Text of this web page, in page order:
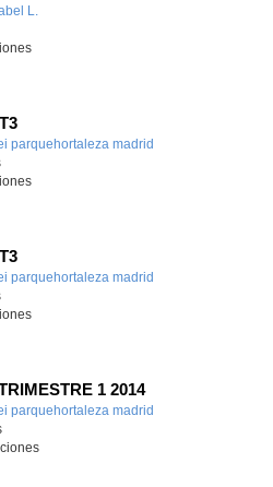
L.
parquehortaleza madrid
parquehortaleza madrid
1 2014
parquehortaleza madrid